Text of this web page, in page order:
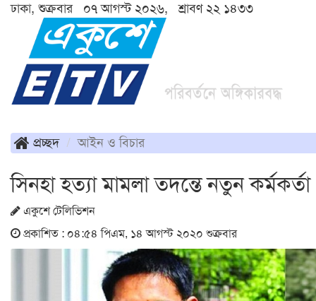
ঢাকা, শুক্রবার ০৭ আগস্ট ২০২৬, শ্রাবণ ২২ ১৪৩৩
প্রচ্ছদ আইন ও বিচার
সিনহা হত্যা মামলা তদন্তে নতুন কর্মকর্তা
একুশে টেলিভিশন
প্রকাশিত : ০৪:৫৪ পিএম, ১৪ আগস্ট ২০২০ শুক্রবার